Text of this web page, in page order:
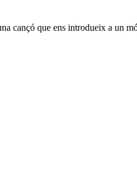
cançó que ens introdueix a un